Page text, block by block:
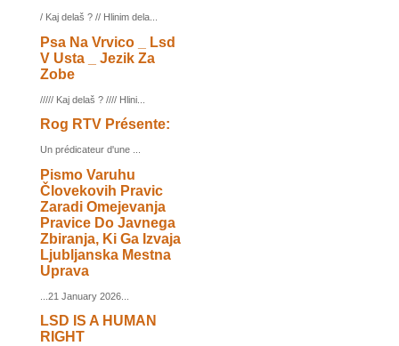
/ Kaj delaš ? // Hlinim dela...
Psa Na Vrvico _ Lsd
V Usta _ Jezik Za
Zobe
///// Kaj delaš ? //// Hlini...
Rog RTV Présente:
Un prédicateur d'une ...
Pismo Varuhu
Človekovih Pravic
Zaradi Omejevanja
Pravice Do Javnega
Zbiranja, Ki Ga Izvaja
Ljubljanska Mestna
Uprava
...21 January 2026...
LSD IS A HUMAN
RIGHT